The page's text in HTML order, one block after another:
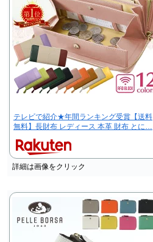
テレビで紹介★年間ランキング受賞【送料
無料】長財布 レディース 本革 財布 とに…
詳細は画像をクリック